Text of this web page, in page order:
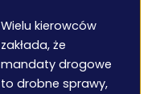
Wielu kierowców
zakłada, że
mandaty drogowe
to drobne sprawy,